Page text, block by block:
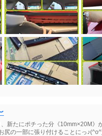
新たにポチった分《10mm×20M》
尻の一部に張り付けることにっ